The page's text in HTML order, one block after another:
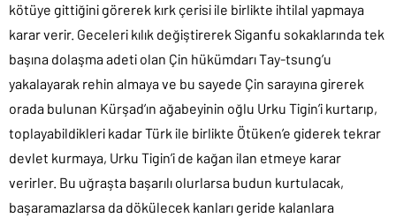
kötüye gittiğini görerek kırk çerisi ile birlikte ihtilal yapmaya
karar verir. Geceleri kılık değiştirerek Siganfu sokaklarında tek
başına dolaşma adeti olan Çin hükümdarı Tay-tsung’u
yakalayarak rehin almaya ve bu sayede Çin sarayına girerek
orada bulunan Kürşad’ın ağabeyinin oğlu Urku Tigin’i kurtarıp,
toplayabildikleri kadar Türk ile birlikte Ötüken’e giderek tekrar
devlet kurmaya, Urku Tigin’i de kağan ilan etmeye karar
verirler. Bu uğraşta başarılı olurlarsa budun kurtulacak,
başaramazlarsa da dökülecek kanları geride kalanlara